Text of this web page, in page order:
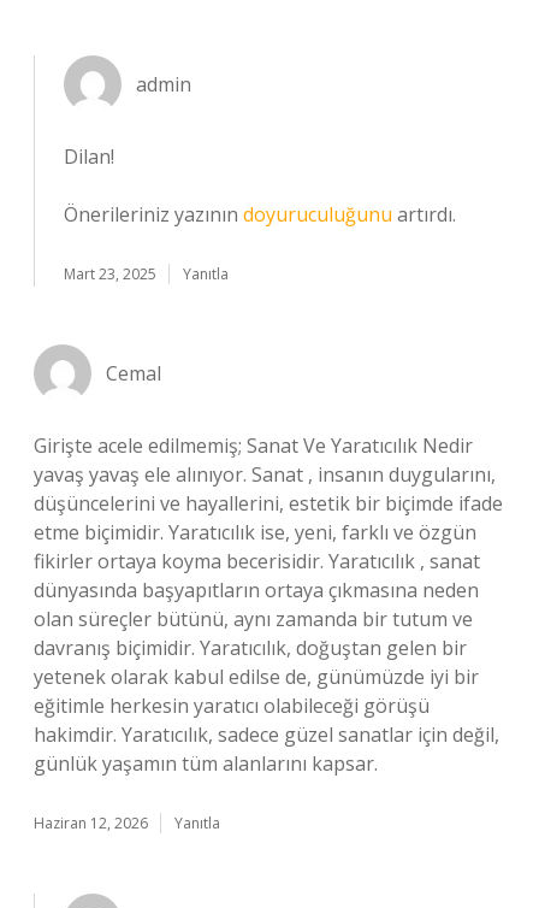
admin
Dilan!
Önerileriniz yazının doyuruculuğunu artırdı.
Mart 23, 2025 Yanıtla
Cemal
Girişte acele edilmemiş; Sanat Ve Yaratıcılık Nedir
yavaş yavaş ele alınıyor. Sanat , insanın duygularını,
düşüncelerini ve hayallerini, estetik bir biçimde ifade
etme biçimidir. Yaratıcılık ise, yeni, farklı ve özgün
fikirler ortaya koyma becerisidir. Yaratıcılık , sanat
dünyasında başyapıtların ortaya çıkmasına neden
olan süreçler bütünü, aynı zamanda bir tutum ve
davranış biçimidir. Yaratıcılık, doğuştan gelen bir
yetenek olarak kabul edilse de, günümüzde iyi bir
eğitimle herkesin yaratıcı olabileceği görüşü
hakimdir. Yaratıcılık, sadece güzel sanatlar için değil,
günlük yaşamın tüm alanlarını kapsar.
Haziran 12, 2026 Yanıtla